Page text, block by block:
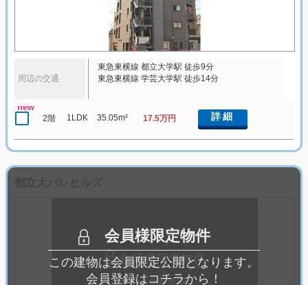
周辺の交通
東急東横線 都立大学駅 徒歩9分
東急東横線 学芸大学駅 徒歩14分
new
2階 1LDK 35.05m² 17.5万円 詳細
会員様限定物件
この建物は会員限定公開となります。
会員登録はコチラから！